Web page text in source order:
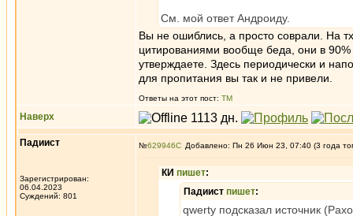
См. мой ответ Андроиду.
Вы не ошиблись, а просто соврали. На
цитированиями вообще беда, они в 90%
утверждаете. Здесь периодически и
для пропитания вы так и не привели.
Ответы на этот пост: ТМ
Наверх
Падиист
Зарегистрирован:
06.04.2023
Суждений: 801
№629946 Добавлено: Пн 26 Июн 23, 07:40 (3 года
КИ пишет:
Падиист пишет:
qwerty подсказал источник